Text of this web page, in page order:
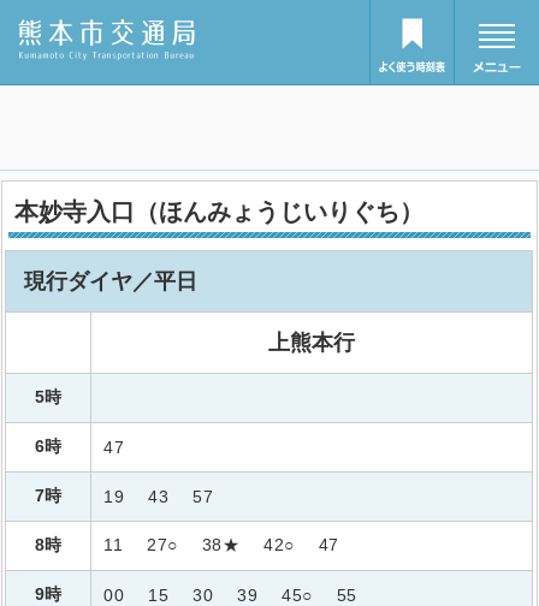
本妙寺入口（ほんみょうじいりぐち）
現行ダイヤ／平日
上熊本行
5時
6時 47
7時 19 43 57
8時 11 27○ 38★ 42○ 47
9時 00 15 30 39 45○ 55